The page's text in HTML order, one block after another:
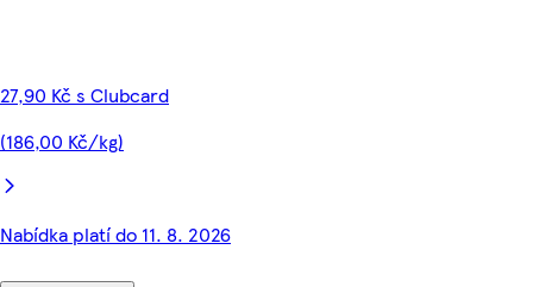
27,90 Kč s Clubcard
(186,00 Kč/kg)
Nabídka platí do 11. 8. 2026